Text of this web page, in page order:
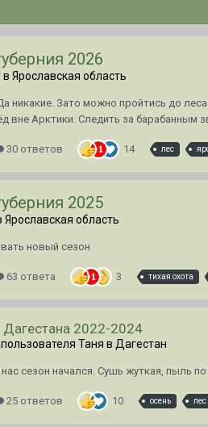
2026
в Ярославская область
никакие. Зато можно пройтись до
вне Арктики. Следить за барабанным
30 ответов 14 лес
2025
Ярославская область
новый сезон
63 ответа 3 тихая охота
2022-2024
Таня в Дагестан
нас сезон начался. Сушь жуткая, пыль
25 ответов 10 осень лес